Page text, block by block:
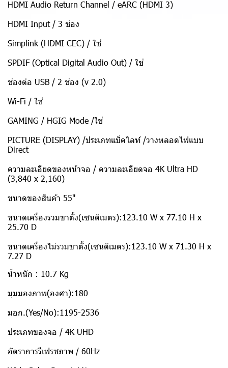
HDMI Audio Return Channel / eARC (HDMI 3)
HDMI Input / 3 ช่อง
Simplink (HDMI CEC) / ใช่
SPDIF (Optical Digital Audio Out) / ใช่
ช่องต่อ USB / 2 ช่อง (v 2.0)
Wi-Fi / ใช่
GAMING / HGIG Mode /ใช่
PICTURE (DISPLAY) /ประเภทแบ็คไลท์ /วางหลอดไฟแบบ
Direct
ความละเอียดของหน้าจอ / ความละเอียดจอ 4K Ultra HD
(3,840 x 2,160)
ขนาดของสินค้า 55"
ขนาดเครื่องรวมขาตั้ง(เซนติเมตร):123.10 W x 77.10 H x
25.70 D
ขนาดเครื่องไม่รวมขาตั้ง(เซนติเมตร):123.10 W x 71.30 H x
7.27 D
นํ้าหนัก : 10.7 Kg
มุมมองภาพ(องศา):180
มอก.(Yes/No):1195-2536
ประเภทของจอ / 4K UHD
อัตราการรีเฟรชภาพ / 60Hz